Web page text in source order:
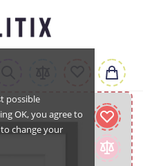
possible
OK, you agree to
change your